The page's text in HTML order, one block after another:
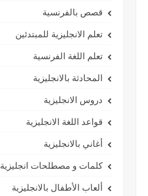
قصص بالفرنسية
تعلم الانجليزية للمبتدئين
تعلم اللغة الفرنسية
المحادثة بالانجليزية
دروس الانجليزية
قواعد اللغة الانجليزية
أغاني بالانجليزية
كلمات و مصطلحات انجليزية
ألعاب الأطفال بالانجليزية